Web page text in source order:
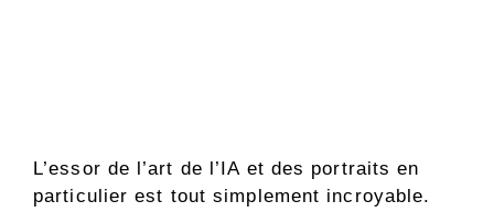
L’essor de l’art de l’IA et des portraits en
particulier est tout simplement incroyable.